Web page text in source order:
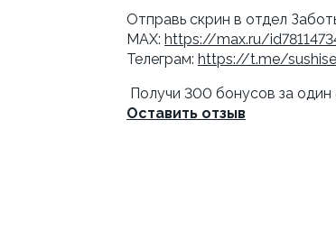
Отправь скрин в отдел
MAX: https://max.ru/
Телеграм: https://t.me/
Получи 300 бонусов за
Оставить отзыв